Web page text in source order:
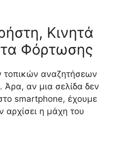
Κινητά
Φόρτωσης
τοπικών αναζητήσεων
Άρα, αν μια σελίδα δεν
smartphone, έχουμε
αρχίσει η μάχη του